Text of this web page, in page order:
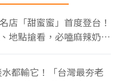
店「甜蜜蜜」首度登台！
地點搶看，必嗑麻辣奶油
都輸它！「台灣最夯老